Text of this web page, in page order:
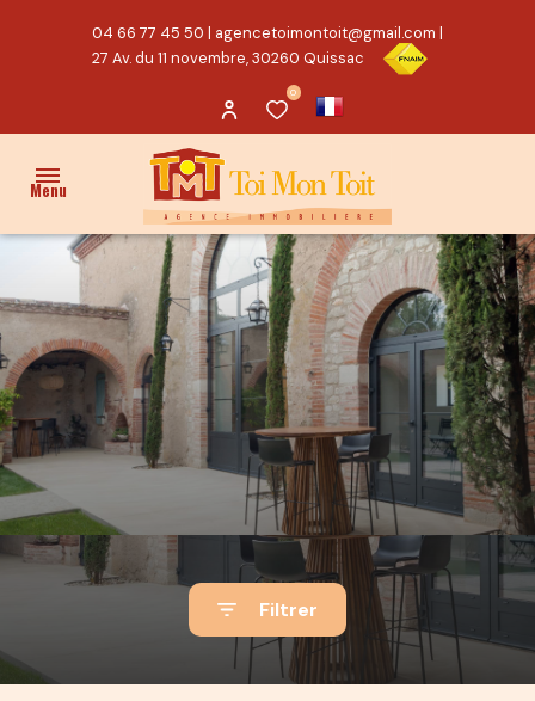
04 66 77 45 50 | agencetoimontoit@gmail.com |
27 Av. du 11 novembre, 30260 Quissac
0
Menu
ACCUEIL
VENTES
PROPRIÉTÉ/CHARME
MAISON
TERRAIN
ACTUALITÉS
E-MAIL
Filtrer